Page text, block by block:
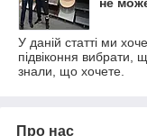
У даній статті ми
підвіконня
знали, що хочете.
Про нас